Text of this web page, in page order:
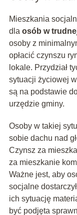
Mieszkania
dla osób w
osoby z
opłacić czynszu
lokale. Przydział
sytuacji życiowej
są na podstawie
urzędzie gminy.
Osoby w takiej
sobie dachu nad
Czynsz za
za mieszkanie
Ważne jest, aby
socjalne
ich sytuację
być podjęta